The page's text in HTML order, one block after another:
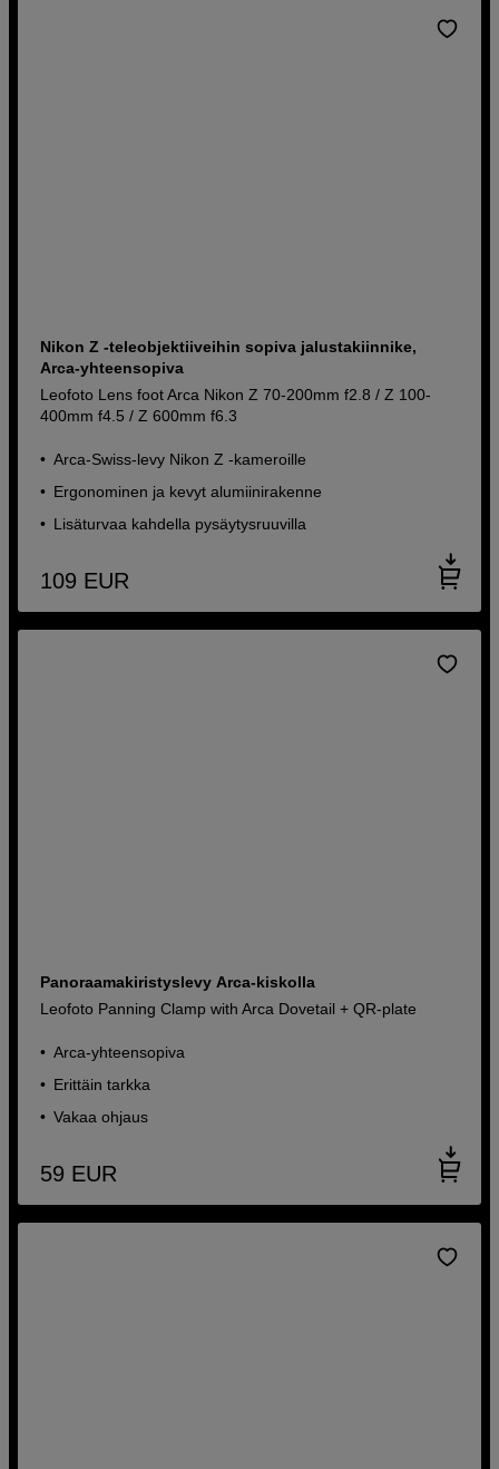
Nikon Z -teleobjektiiveihin sopiva jalustakiinnike,
Arca-yhteensopiva
Leofoto Lens foot Arca Nikon Z 70-200mm f2.8 / Z 100-
400mm f4.5 / Z 600mm f6.3
Arca-Swiss-levy Nikon Z -kameroille
Ergonominen ja kevyt alumiinirakenne
Lisäturvaa kahdella pysäytysruuvilla
109 EUR
Panoraamakiristyslevy Arca-kiskolla
Leofoto Panning Clamp with Arca Dovetail + QR-plate
Arca-yhteensopiva
Erittäin tarkka
Vakaa ohjaus
59 EUR